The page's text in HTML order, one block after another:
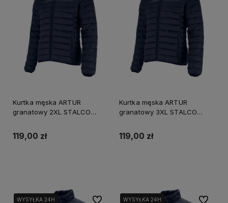
Kurtka męska ARTUR
granatowy 2XL STALCO
119,00 zł
Kurtka męska ARTUR
granatowy 3XL STALCO
119,00 zł
WYSYŁKA 24H Do ulubionychWYSYŁKA 24H
WYSYŁKA 24H Do